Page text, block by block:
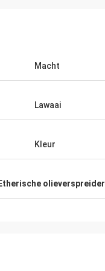
Macht
Lawaai
Kleur
olieverspreider